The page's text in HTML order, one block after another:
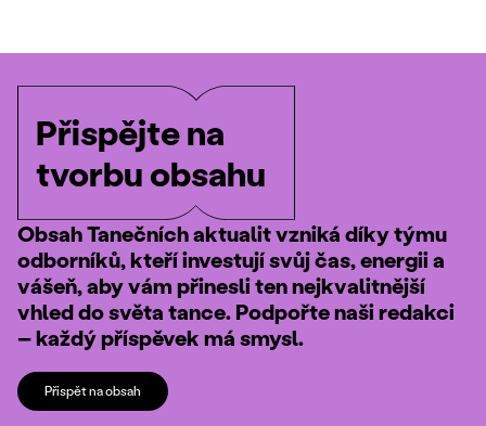
Přispějte na
tvorbu obsahu
Obsah Tanečních aktualit vzniká díky týmu
odborníků, kteří investují svůj čas, energii a
vášeň, aby vám přinesli ten nejkvalitnější
vhled do světa tance. Podpořte naši redakci
– každý příspěvek má smysl.
Přispět na obsah